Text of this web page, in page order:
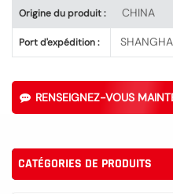
Origine du produit : CHINA
Port d'expédition :
RENSEIGNEZ-VOUS
CATÉGORIES DE PRODUITS